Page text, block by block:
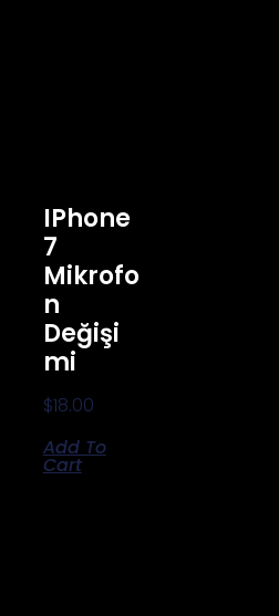
IPhone
7
Mikrofo
N
Değişi
Mi
$18.00
Add To
Cart